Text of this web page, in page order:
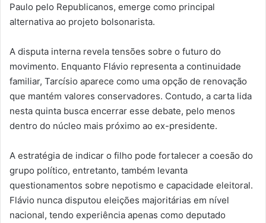
Paulo pelo Republicanos, emerge como principal
alternativa ao projeto bolsonarista.
A disputa interna revela tensões sobre o futuro do
movimento. Enquanto Flávio representa a continuidade
familiar, Tarcísio aparece como uma opção de renovação
que mantém valores conservadores. Contudo, a carta lida
nesta quinta busca encerrar esse debate, pelo menos
dentro do núcleo mais próximo ao ex-presidente.
A estratégia de indicar o filho pode fortalecer a coesão do
grupo político, entretanto, também levanta
questionamentos sobre nepotismo e capacidade eleitoral.
Flávio nunca disputou eleições majoritárias em nível
nacional, tendo experiência apenas como deputado